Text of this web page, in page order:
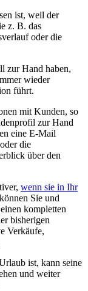
ist, weil der
z. B. das
oder die
zur Hand haben,
wieder
führt.
mit Kunden, so
zur Hand
eine E-Mail
die
über den
wenn sie in Ihr
Sie und
kompletten
bisherigen
Verkäufe,
ist, kann seine
und weiter